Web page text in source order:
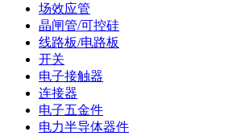
场效应管
晶闸管/可控硅
线路板/电路板
开关
电子接触器
连接器
电子五金件
电力半导体器件